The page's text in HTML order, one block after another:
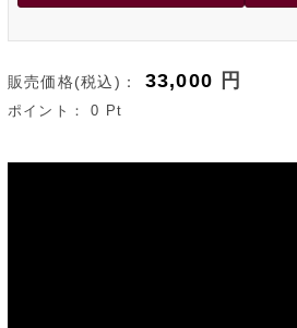
販売価格(税込)： 33,000 円
ポイント：0 Pt